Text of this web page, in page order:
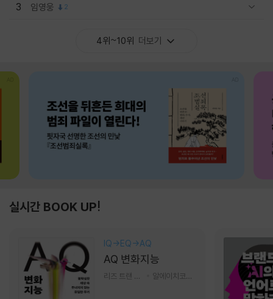
3 임영웅 2
4위~10위 더보기
실시간 BOOK UP!
IQ→EQ→AQ
AQ 변화지능